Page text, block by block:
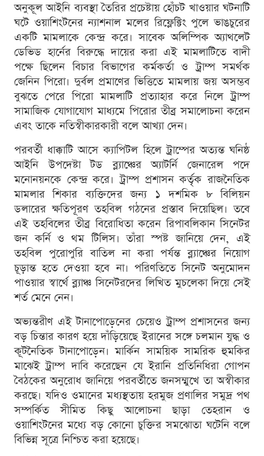
অনুকূল আইনি ব্যবস্থা তৈরির প্রচেষ্টায় হোঁচট খাওয়ার ঘটনাটি
ঘটে ওয়াশিংটনের ন্যাশনাল মলের রিফ্লেক্টিং পুলে ভাঙচুরের
একটি মামলাকে কেন্দ্র করে। সাবেক অলিম্পিক অ্যাথলেট
ডেভিড হার্নের বিরুদ্ধে দায়ের করা এই মামলাটিতে বাদী
পক্ষে ছিলেন বিচার বিভাগের কর্মকর্তা ও ট্রাম্প সমর্থক
জেনিন পিরো। দুর্বল প্রমাণের ভিত্তিতে মামলায় জয় অসম্ভব
বুঝতে পেরে পিরো মামলাটি প্রত্যাহার করে নিলে ট্রাম্প
সামাজিক যোগাযোগ মাধ্যমে পিরোর তীব্র সমালোচনা করেন
এবং তাকে নতিস্বীকারকারী বলে আখ্যা দেন।
পরবর্তী ধাক্কাটি আসে ক্যাপিটল হিলে ট্রাম্পের অত্যন্ত ঘনিষ্ঠ
আইনি উপদেষ্টা টড ব্ল্যাঞ্চের অ্যাটর্নি জেনারেল পদে
মনোনয়নকে কেন্দ্র করে। ট্রাম্প প্রশাসন কর্তৃক রাজনৈতিক
মামলার শিকার ব্যক্তিদের জন্য ১ দশমিক ৮ বিলিয়ন
ডলারের ক্ষতিপূরণ তহবিল গঠনের প্রস্তাব দিয়েছিল। তবে
এই তহবিলের তীব্র বিরোধিতা করেন রিপাবলিকান সিনেটর
জন কর্নি ও থম টিলিস। তাঁরা স্পষ্ট জানিয়ে দেন, এই
তহবিল পুরোপুরি বাতিল না করা পর্যন্ত ব্ল্যাঞ্চের নিয়োগ
চূড়ান্ত হতে দেওয়া হবে না। পরিণতিতে সিনেট অনুমোদন
পাওয়ার স্বার্থে ব্ল্যাঞ্চ সিনেটরদের লিখিত মুচলেকা দিয়ে সেই
শর্ত মেনে নেন।
অভ্যন্তরীণ এই টানাপোড়েনের চেয়েও ট্রাম্প প্রশাসনের জন্য
বড় চিন্তার কারণ হয়ে দাঁড়িয়েছে ইরানের সঙ্গে চলমান যুদ্ধ ও
কূটনৈতিক টানাপোড়েন। মার্কিন সাময়িক সামরিক হুমকির
মাঝেই ট্রাম্প দাবি করেছেন যে ইরানি প্রতিনিধিরা গোপন
বৈঠকের অনুরোধ জানিয়ে পরবর্তীতে জনসম্মুখে তা অস্বীকার
করছে। যদিও ওমানের মধ্যস্থতায় হরমুজ প্রণালির সমুদ্র পথ
সম্পর্কিত সীমিত কিছু আলোচনা ছাড়া তেহরান ও
ওয়াশিংটনের মধ্যে বড় কোনো চুক্তির সমঝোতা ঘটেনি বলে
বিভিন্ন সূত্রে নিশ্চিত করা হয়েছে।